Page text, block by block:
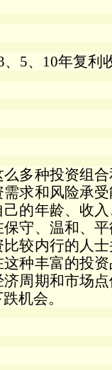
、 5、 10年复利
多种投资组
求和风险承
的年龄、收
守、温和、
较内行的人
种丰富的投
周期和市场
机会。